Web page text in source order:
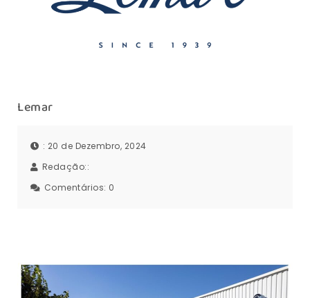
Lemar
: 20 de Dezembro, 2024
Redação::
Comentários: 0